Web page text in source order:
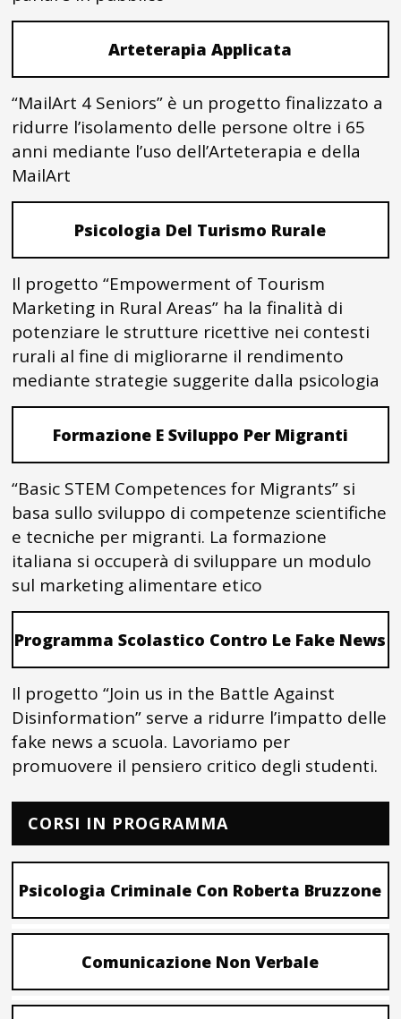
Arteterapia Applicata
“MailArt 4 Seniors” è un progetto finalizzato a
ridurre l’isolamento delle persone oltre i 65
anni mediante l’uso dell’Arteterapia e della
MailArt
Psicologia Del Turismo Rurale
Il progetto “Empowerment of Tourism
Marketing in Rural Areas” ha la finalità di
potenziare le strutture ricettive nei contesti
rurali al fine di migliorarne il rendimento
mediante strategie suggerite dalla psicologia
Formazione E Sviluppo Per Migranti
“Basic STEM Competences for Migrants” si
basa sullo sviluppo di competenze scientifiche
e tecniche per migranti. La formazione
italiana si occuperà di sviluppare un modulo
sul marketing alimentare etico
Programma Scolastico Contro Le Fake News
Il progetto “Join us in the Battle Against
Disinformation” serve a ridurre l’impatto delle
fake news a scuola. Lavoriamo per
promuovere il pensiero critico degli studenti.
CORSI IN PROGRAMMA
Psicologia Criminale Con Roberta Bruzzone
Comunicazione Non Verbale